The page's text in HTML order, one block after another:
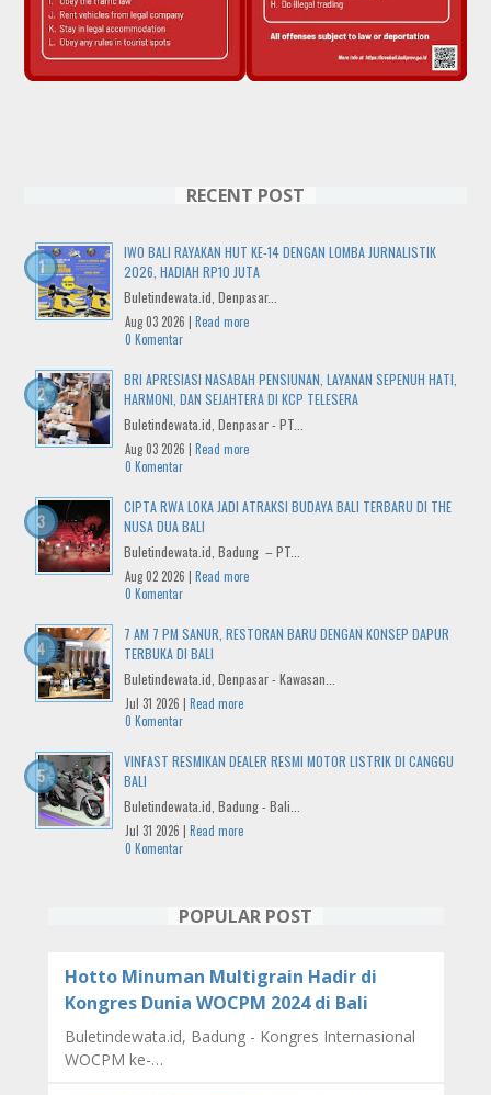
RECENT POST
IWO BALI RAYAKAN HUT KE-14 DENGAN LOMBA JURNALISTIK
2026, HADIAH RP10 JUTA
Buletindewata.id, Denpasar...
Aug 03 2026 | Read more
0 Komentar
BRI APRESIASI NASABAH PENSIUNAN, LAYANAN SEPENUH HATI,
HARMONI, DAN SEJAHTERA DI KCP TELESERA
Buletindewata.id, Denpasar - PT...
Aug 03 2026 | Read more
0 Komentar
CIPTA RWA LOKA JADI ATRAKSI BUDAYA BALI TERBARU DI THE
NUSA DUA BALI
Buletindewata.id, Badung – PT...
Aug 02 2026 | Read more
0 Komentar
7 AM 7 PM SANUR, RESTORAN BARU DENGAN KONSEP DAPUR
TERBUKA DI BALI
Buletindewata.id, Denpasar - Kawasan...
Jul 31 2026 | Read more
0 Komentar
VINFAST RESMIKAN DEALER RESMI MOTOR LISTRIK DI CANGGU
BALI
Buletindewata.id, Badung - Bali...
Jul 31 2026 | Read more
0 Komentar
POPULAR POST
Hotto Minuman Multigrain Hadir di
Kongres Dunia WOCPM 2024 di Bali
Buletindewata.id, Badung - Kongres Internasional
WOCPM ke-…